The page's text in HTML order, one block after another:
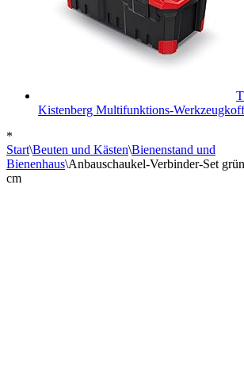
Kistenberg Multifunktions-
*
Start\Beuten und Kästen\Bienenstand und
Bienenhaus\Anbauschaukel-Verbinder-Set
cm